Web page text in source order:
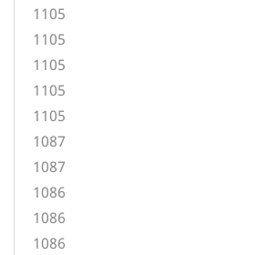
1105
1105
1105
1105
1105
1087
1087
1086
1086
1086